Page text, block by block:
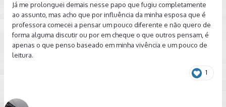
Já me prolonguei demais nesse papo que fugiu completamente
ao assunto, mas acho que por influência da minha esposa que é
professora comecei a pensar um pouco diferente e não quero de
forma alguma discutir ou por em cheque o que outros pensam, é
apenas o que penso baseado em minha vivência e um pouco de
leitura.
1